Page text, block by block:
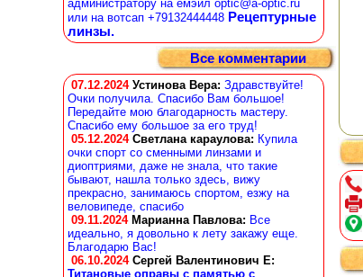
администратору на емэйл optic@a-optic.ru
или на вотсап +79132444448 Рецептурные
линзы.
Все комментарии
07.12.2024 Устинова Вера: Здравствуйте!
Очки получила. Спасибо Вам большое!
Передайте мою благодарность мастеру.
Спасибо ему большое за его труд!
05.12.2024 Светлана караулова: Купила
очки спорт со сменными линзами и
диоптриями, даже не знала, что такие
бывают, нашла только здесь, вижу
прекрасно, занимаюсь спортом, езжу на
веловипеде, спасибо
09.11.2024 Марианна Павлова: Все
идеально, я довольно к лету закажу еще.
Благодарю Вас!
06.10.2024 Сергей Валентинович Е:
Титановые оправы с памятью с